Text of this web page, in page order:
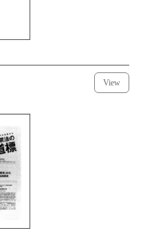
View